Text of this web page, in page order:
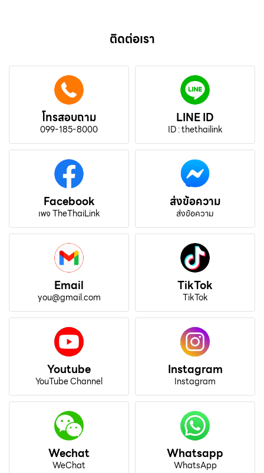
ติดต่อเรา
โทรสอบถาม
099-185-8000
LINE ID
ID : thethailink
Facebook
เพจ TheThaiLink
ส่งข้อความ
ส่งข้อความ
Email
you@gmail.com
TikTok
TikTok
Youtube
YouTube Channel
Instagram
Instagram
Wechat
WeChat
Whatsapp
WhatsApp